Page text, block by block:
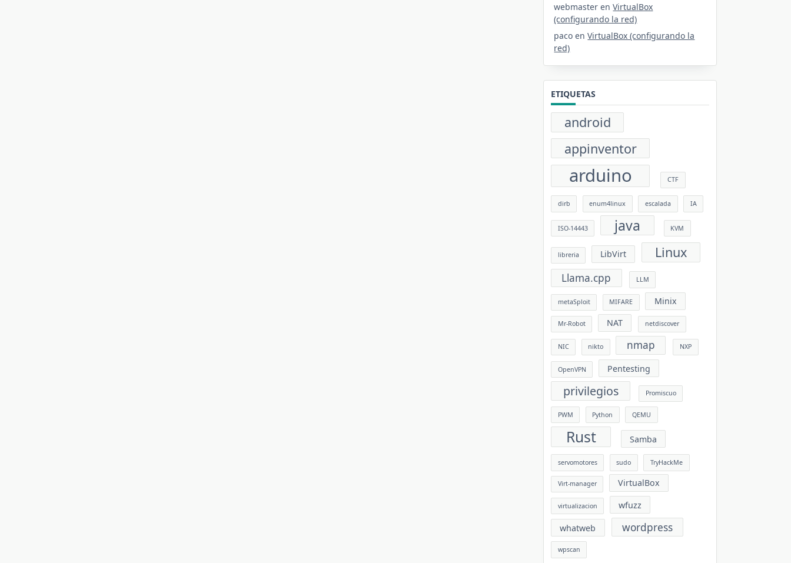
webmaster enVirtualBox
(configurando la red)
paco enVirtualBox (configurando la
red)
ETIQUETAS
android
appinventor
arduino CTF
dirb enum4linux escalada IA
ISO-14443 java KVM
libreria LibVirt Linux
Llama.cpp LLM
metaSploit MIFARE Minix
Mr-Robot NAT netdiscover
NIC nikto nmap NXP
OpenVPN Pentesting
privilegios Promiscuo
PWM Python QEMU
Rust Samba
servomotores sudo TryHackMe
Virt-manager VirtualBox
virtualizacion wfuzz
whatweb wordpress
wpscan